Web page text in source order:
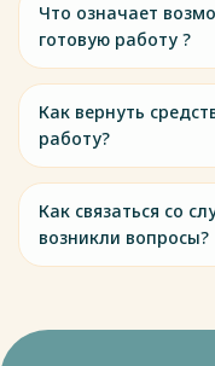
Что означает
готовую работу ?
Как вернуть
работу?
Как связаться со
возникли вопросы?